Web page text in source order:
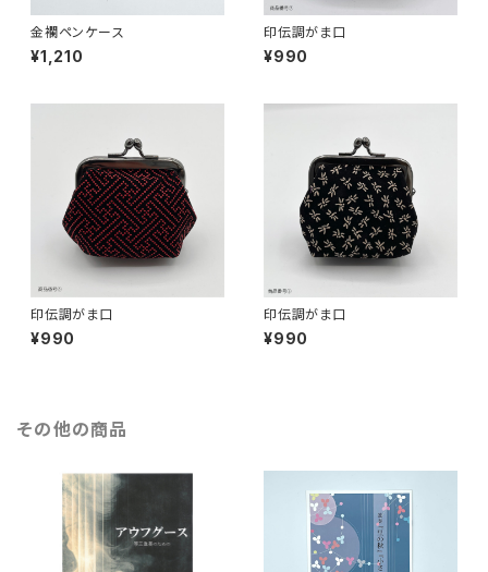
金襴ペンケース
¥1,210
印伝調がま口
¥990
印伝調がま口
¥990
印伝調がま口
¥990
その他の商品